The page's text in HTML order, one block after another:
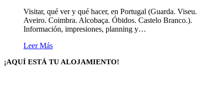
Visitar, qué ver y qué hacer, en Portugal (Guarda. Viseu.
Aveiro. Coimbra. Alcobaça. Óbidos. Castelo Branco.).
Información, impresiones, planning y…
Leer Más
¡AQUÍ ESTÁ TU ALOJAMIENTO!